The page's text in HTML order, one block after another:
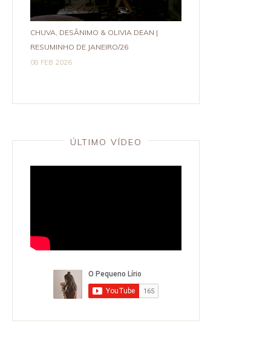
CHUVA, DESÂNIMO & OLIVIA DEAN |
RESUMINHO DE JANEIRO/26
08 FEB 2026
ÚLTIMO VÍDEO